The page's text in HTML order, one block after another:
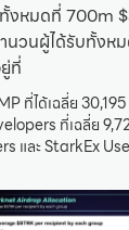
งหมดที่ 700m
นวนผู้ได้รับทั้งห
ที่
ที่ได้เฉลี่ย 30,195
ที่เฉลี่ย
และ StarkEx